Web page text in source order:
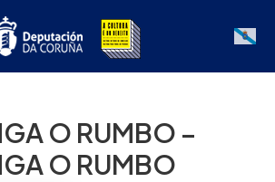
Galician
O RUMBO –
O RUMBO